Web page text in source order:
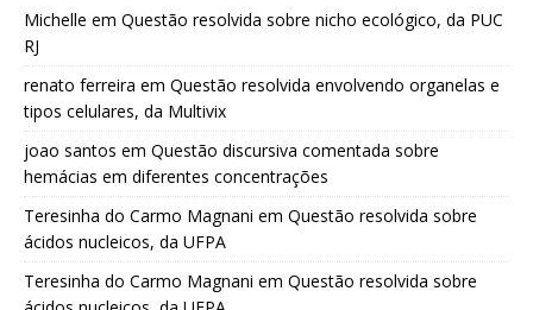
Michelle em Questão resolvida sobre nicho ecológico, da PUC
RJ
renato ferreira em Questão resolvida envolvendo organelas e
tipos celulares, da Multivix
joao santos em Questão discursiva comentada sobre
hemácias em diferentes concentrações
Teresinha do Carmo Magnani em Questão resolvida sobre
ácidos nucleicos, da UFPA
Teresinha do Carmo Magnani em Questão resolvida sobre